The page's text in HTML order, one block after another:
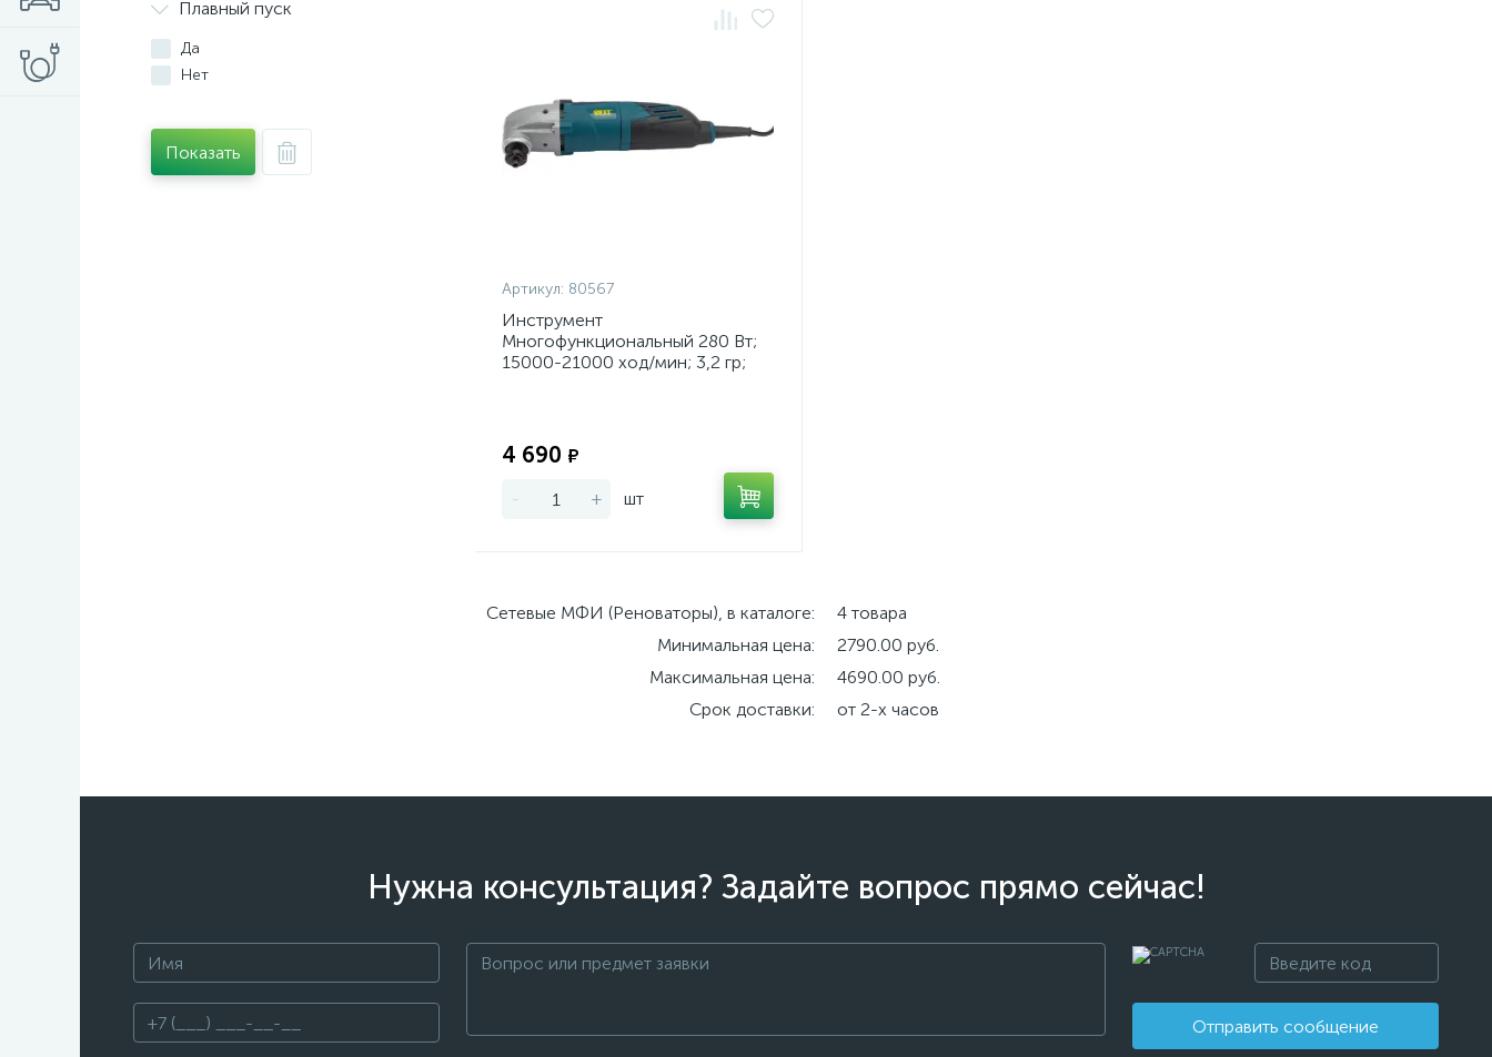
Плавный пуск
Да
Нет
Показать
Артикул: 80567
Инструмент
Многофункциональный 280 Вт;
15000-21000 ход/мин; 3,2 гр;
4 690 ₽
- + шт
Сетевые МФИ (Реноваторы), в каталоге:
4 товара
Минимальная цена:
2790.00 руб.
Максимальная цена:
4690.00 руб.
Срок доставки:
от 2-х часов
Нужна консультация? Задайте вопрос прямо сейчас!
Отправить сообщение